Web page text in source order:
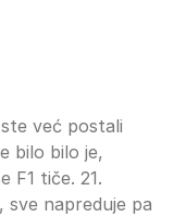
već postali
bilo bilo je,
F1 tiče. 21.
sve napreduje pa